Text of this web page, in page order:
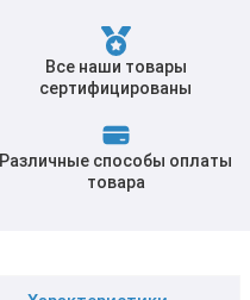
Все наши товары
сертифицированы
Различные способы оплаты
товара